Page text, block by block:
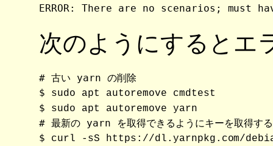
次のようにするとエ
# 古い yarn の削除
$ sudo apt autoremove cmdtest
$ sudo apt autoremove yarn
# 最新の yarn を取得できるようにキーを取得する
$ curl -sS https://dl.yarnpkg.com/